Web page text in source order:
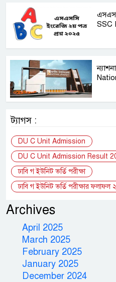
SSC
ট্যাগস :
DU C Unit Admission
DU C Unit Admission Result
ঢাবি গ ইউনিট ভর্তি পরীক্ষা
ঢাবি গ ইউনিট ভর্তি পরীক্ষার ফলাফল
Archives
April 2025
March 2025
February 2025
January 2025
December 2024